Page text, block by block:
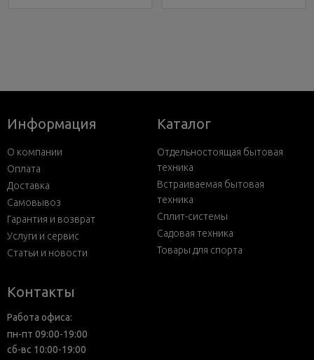
Информация
О компании
Оплата
Доставка
Самовывоз
Гарантия и возврат
Услуги и сервис
Статьи и новости
Каталог
Отдельностоящая бытовая
техника
Встраиваемая бытовая
техника
Сплит-системы
Садовая техника
Товары для спорта
Контакты
Работа офиса:
пн-пт 09:00-19:00
сб-вс 10:00-19:00